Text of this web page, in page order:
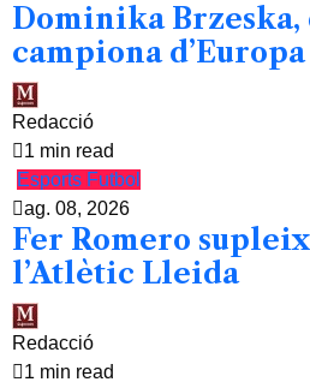
Dominika Brzeska,
campiona d’Europa
Redacció
1 min read
Esports Futbol
ag. 08, 2026
Fer Romero
l’Atlètic Lleida
Redacció
1 min read